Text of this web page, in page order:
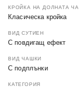
КРОЙКА НА ДОЛНАТА
Класическа кройка
ВИД СУТИЕН
С повдигащ ефект
ВИД ЧАШКИ
С подплънки
КАТЕГОРИЯ